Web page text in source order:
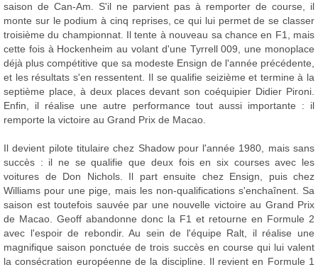
saison de Can-Am. S'il ne parvient pas à remporter de course, il
monte sur le podium à cinq reprises, ce qui lui permet de se classer
troisième du championnat. Il tente à nouveau sa chance en F1, mais
cette fois à Hockenheim au volant d'une Tyrrell 009, une monoplace
déjà plus compétitive que sa modeste Ensign de l'année précédente,
et les résultats s'en ressentent. Il se qualifie seizième et termine à la
septième place, à deux places devant son coéquipier Didier Pironi.
Enfin, il réalise une autre performance tout aussi importante : il
remporte la victoire au Grand Prix de Macao.
Il devient pilote titulaire chez Shadow pour l'année 1980, mais sans
succès : il ne se qualifie que deux fois en six courses avec les
voitures de Don Nichols. Il part ensuite chez Ensign, puis chez
Williams pour une pige, mais les non-qualifications s'enchaînent. Sa
saison est toutefois sauvée par une nouvelle victoire au Grand Prix
de Macao. Geoff abandonne donc la F1 et retourne en Formule 2
avec l'espoir de rebondir. Au sein de l'équipe Ralt, il réalise une
magnifique saison ponctuée de trois succès en course qui lui valent
la consécration européenne de la discipline. Il revient en Formule 1